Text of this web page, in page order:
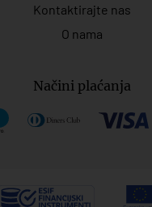
Kontaktirajte nas
O nama
Načini plaćanja